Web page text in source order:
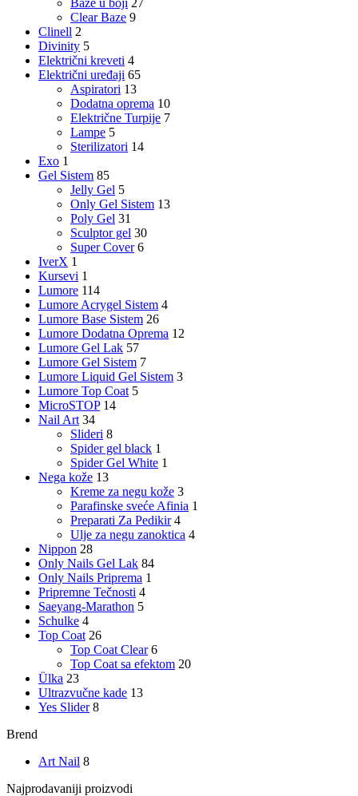
Baze u boji 27
Clear Baze 9
Clinell 2
Divinity 5
Električni kreveti 4
Električni uređaji 65
Aspiratori 13
Dodatna oprema 10
Električne Turpije 7
Lampe 5
Sterilizatori 14
Exo 1
Gel Sistem 85
Jelly Gel 5
Only Gel Sistem 13
Poly Gel 31
Sculptor gel 30
Super Cover 6
IverX 1
Kursevi 1
Lumore 114
Lumore Acrygel Sistem 4
Lumore Base Sistem 26
Lumore Dodatna Oprema 12
Lumore Gel Lak 57
Lumore Gel Sistem 7
Lumore Liquid Gel Sistem 3
Lumore Top Coat 5
MicroSTOP 14
Nail Art 34
Slideri 8
Spider gel black 1
Spider Gel White 1
Nega kože 13
Kreme za negu kože 3
Parafinske sveće Afinia 1
Preparati Za Pedikir 4
Ulje za negu zanoktica 4
Nippon 28
Only Nails Gel Lak 84
Only Nails Priprema 1
Pripremne Tečnosti 4
Saeyang-Marathon 5
Schulke 4
Top Coat 26
Top Coat Clear 6
Top Coat sa efektom 20
Ülka 23
Ultrazvučne kade 13
Yes Slider 8
Brend
Art Nail 8
Najprodavaniji proizvodi